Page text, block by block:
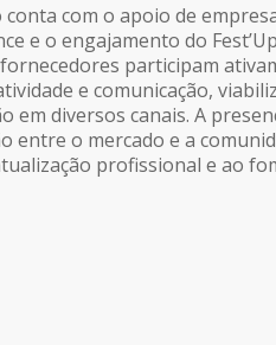
com o apoio de
e o engajamento do
participam
e comunicação,
diversos canais. A
entre o mercado e a
profissional e ao